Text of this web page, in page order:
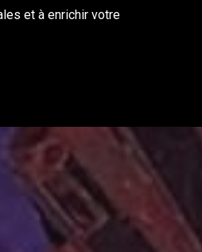
et à enrichir votre